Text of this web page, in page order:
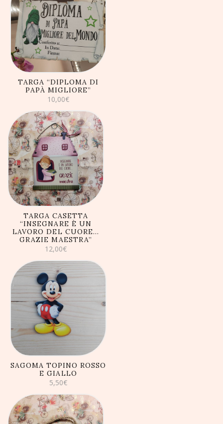
AGGIUNGI AL
CARRELLO
TARGA “DIPLOMA DI
PAPÀ MIGLIORE”
10,00€
AGGIUNGI AL
CARRELLO
TARGA CASETTA
“INSEGNARE È UN
LAVORO DEL CUORE…
GRAZIE MAESTRA”
12,00€
AGGIUNGI AL
CARRELLO
SAGOMA TOPINO ROSSO
E GIALLO
5,50€